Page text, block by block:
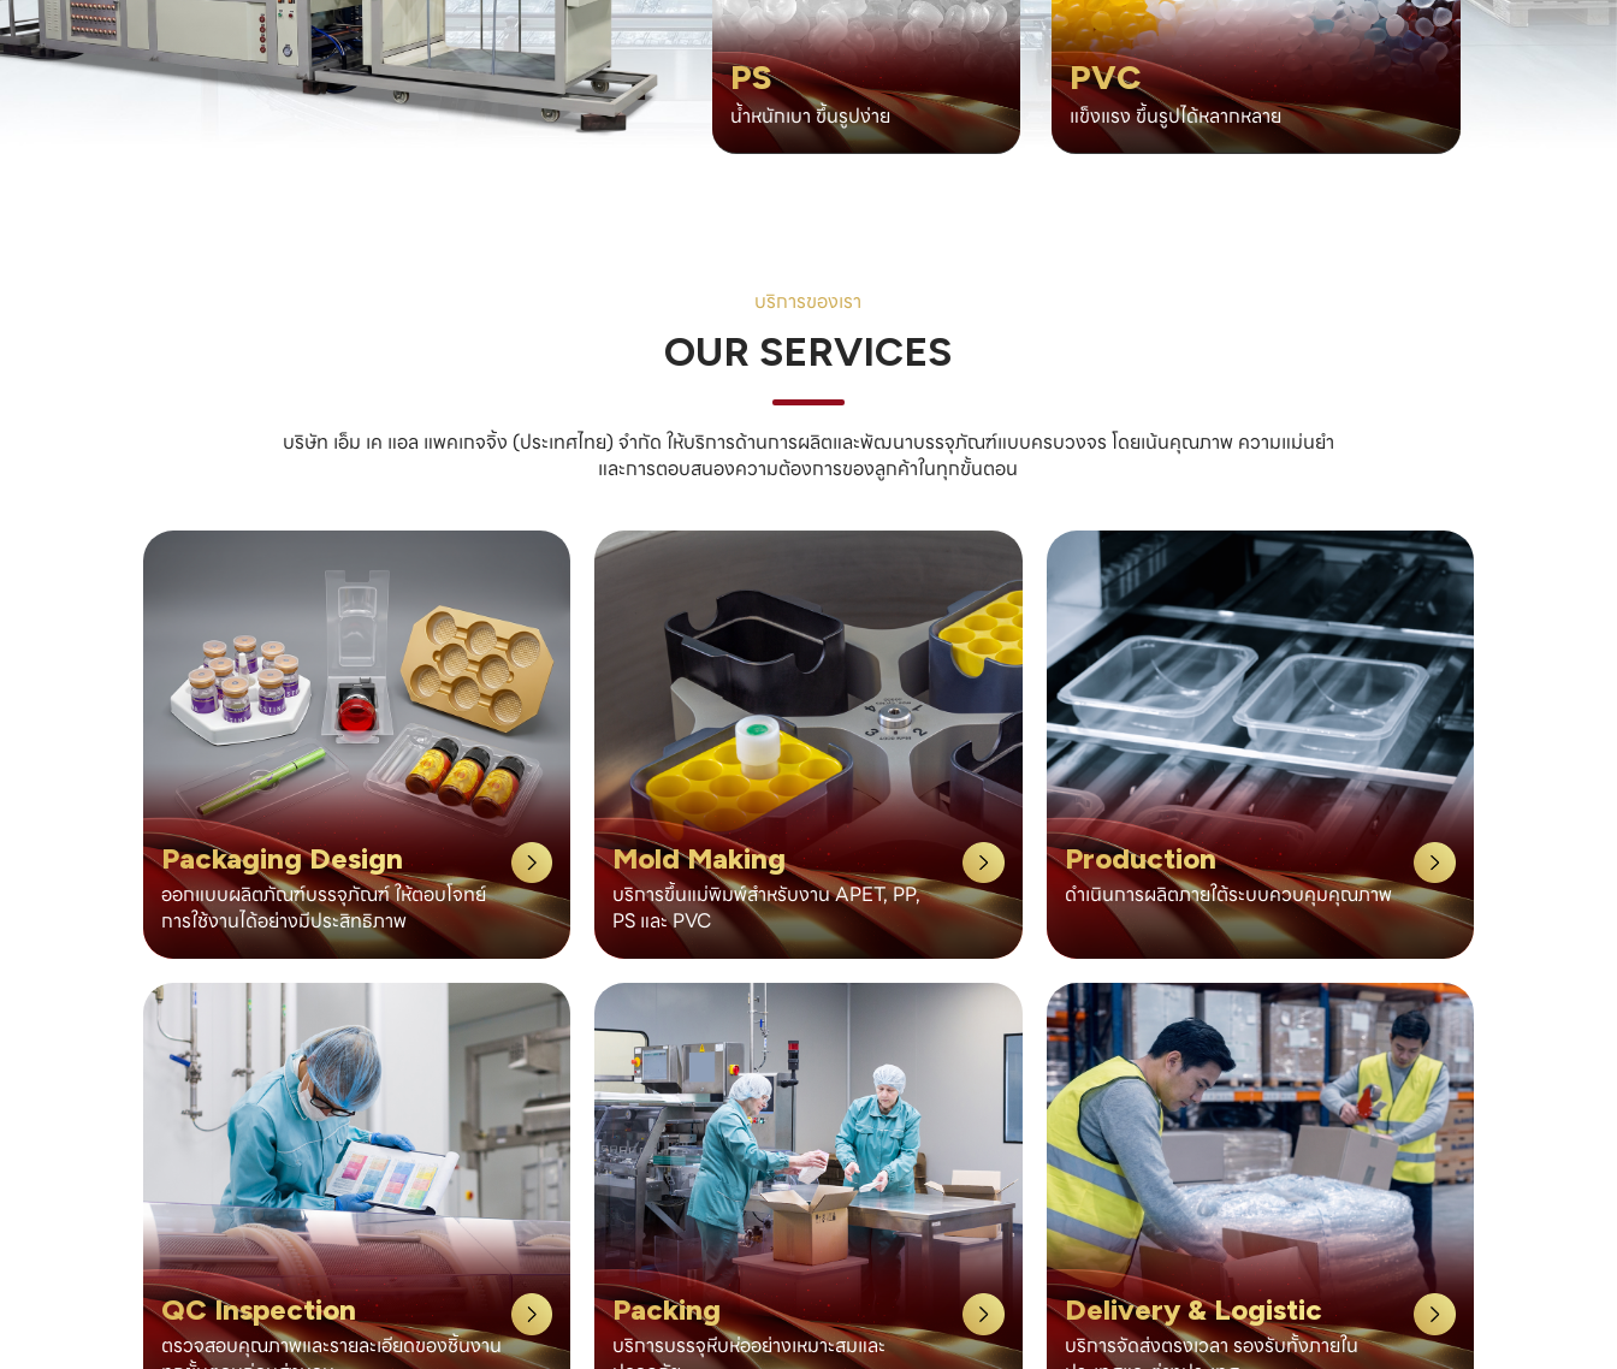
PS
น้ำหนักเบา ขึ้นรูปง่าย
PVC
แข็งแรง ขึ้นรูปได้หลากหลาย
บริการของเรา
OUR SERVICES
บริษัท เอ็ม เค แอล แพคเกจจิ้ง (ประเทศไทย) จำกัด ให้บริการด้านการผลิตและพัฒนาบรรจุภัณฑ์แบบครบวงจร โดยเน้นคุณภาพ ความแม่นยำ
และการตอบสนองความต้องการของลูกค้าในทุกขั้นตอน
Packaging Design
ออกแบบผลิตภัณฑ์บรรจุภัณฑ์ ให้ตอบโจทย์
การใช้งานได้อย่างมีประสิทธิภาพ
Mold Making
บริการขึ้นแม่พิมพ์สำหรับงาน APET, PP,
PS และ PVC
Production
ดำเนินการผลิตภายใต้ระบบควบคุมคุณภาพ
QC Inspection
ตรวจสอบคุณภาพและรายละเอียดของชิ้นงาน
Packing
บริการบรรจุหีบห่ออย่างเหมาะสมและ
Delivery & Logistic
บริการจัดส่งตรงเวลา รองรับทั้งภายใน